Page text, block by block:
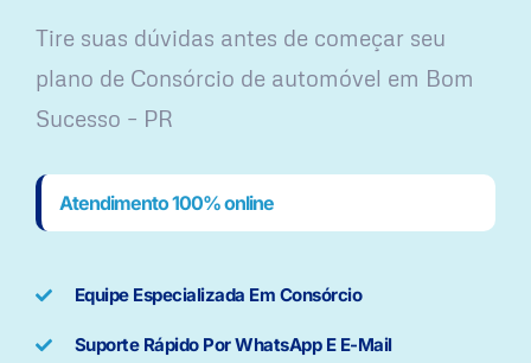
Tire suas dúvidas antes de começar seu
plano ​de Consórcio de automóvel em Bom
Sucesso – PR
Atendimento 100% online
Equipe Especializada Em Consórcio
Suporte Rápido Por WhatsApp E E-Mail